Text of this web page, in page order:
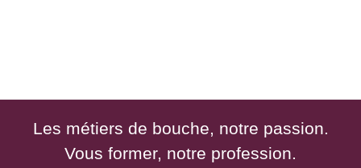
Les métiers de bouche, notre passion.
Vous former, notre profession.